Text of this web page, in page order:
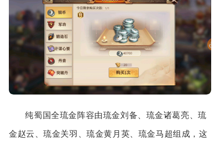
纯蜀国全琉金阵容由琉金刘备、琉金诸葛亮、琉
金赵云、琉金关羽、琉金黄月英、琉金马超组成，这